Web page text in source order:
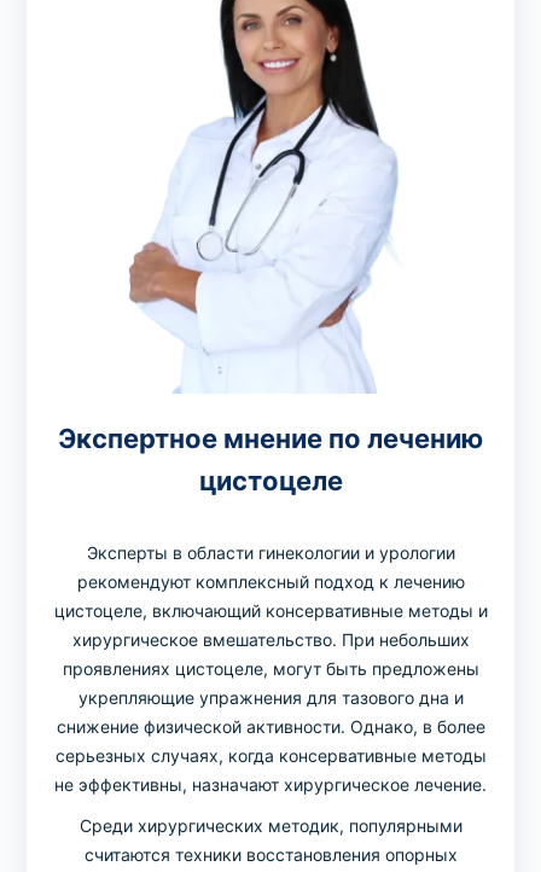
Экспертное мнение по лечению
цистоцеле
Эксперты в области гинекологии и урологии
рекомендуют комплексный подход к лечению
цистоцеле, включающий консервативные методы и
хирургическое вмешательство. При небольших
проявлениях цистоцеле, могут быть предложены
укрепляющие упражнения для тазового дна и
снижение физической активности. Однако, в более
серьезных случаях, когда консервативные методы
не эффективны, назначают хирургическое лечение.
Среди хирургических методик, популярными
считаются техники восстановления опорных